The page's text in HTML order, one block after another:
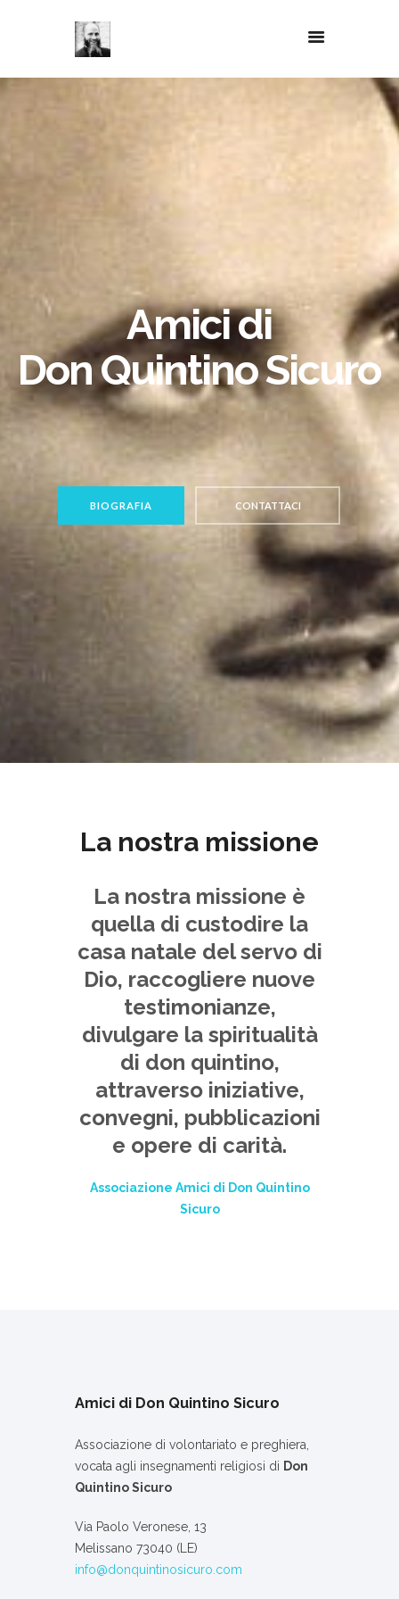
BIOGRAFIA CONTATTACI
La nostra missione
La nostra missione è
quella di custodire la
casa natale del servo di
Dio, raccogliere nuove
testimonianze,
divulgare la spiritualità
di don quintino,
attraverso iniziative,
convegni, pubblicazioni
e opere di carità.
Associazione Amici di Don Quintino
Sicuro
Amici di Don Quintino Sicuro
Associazione di volontariato e preghiera,
vocata agli insegnamenti religiosi di Don
Quintino Sicuro
Via Paolo Veronese, 13
Melissano 73040 (LE)
info@donquintinosicuro.com